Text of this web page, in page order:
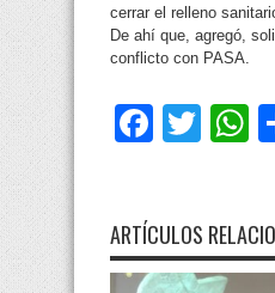
cerrar el relleno
De ahí que, agregó,
conflicto con PASA.
ARTÍCULOS